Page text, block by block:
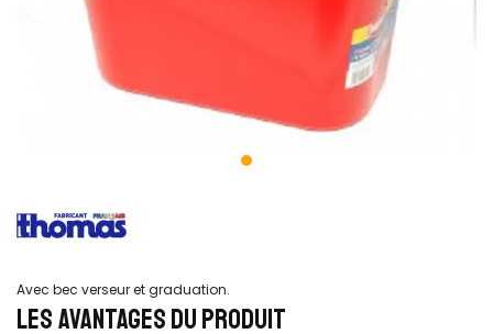
Avec bec verseur et graduation.
LES AVANTAGES DU PRODUIT